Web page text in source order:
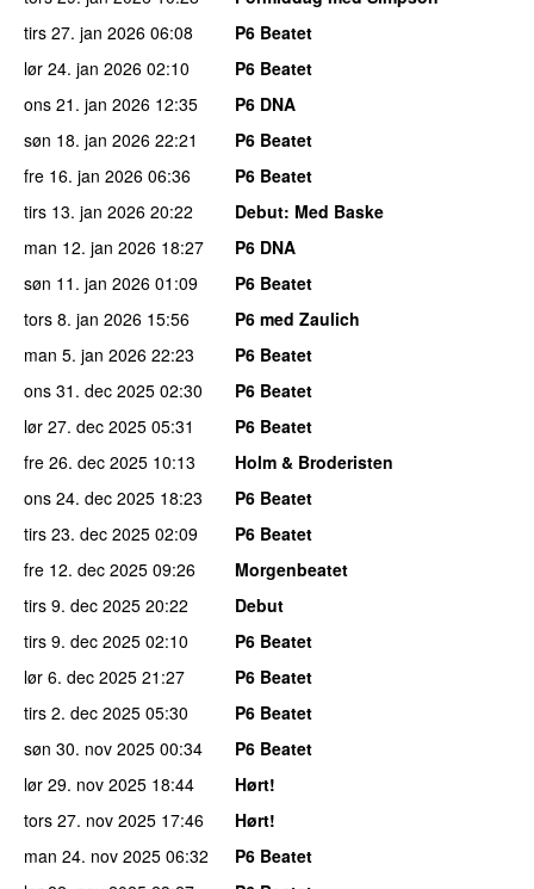
tirs 27. jan 2026 06:08
P6 Beatet
lør 24. jan 2026 02:10
P6 Beatet
ons 21. jan 2026 12:35
P6 DNA
søn 18. jan 2026 22:21
P6 Beatet
fre 16. jan 2026 06:36
P6 Beatet
tirs 13. jan 2026 20:22 Debut: Med Baske
man 12. jan 2026 18:27
P6 DNA
søn 11. jan 2026 01:09
P6 Beatet
tors 8. jan 2026 15:56
P6 med Zaulich
man 5. jan 2026 22:23
P6 Beatet
ons 31. dec 2025 02:30
P6 Beatet
lør 27. dec 2025 05:31
P6 Beatet
fre 26. dec 2025 10:13
Holm & Broderisten
ons 24. dec 2025 18:23
P6 Beatet
tirs 23. dec 2025 02:09
P6 Beatet
fre 12. dec 2025 09:26
Morgenbeatet
tirs 9. dec 2025 20:22
Debut
tirs 9. dec 2025 02:10
P6 Beatet
lør 6. dec 2025 21:27
P6 Beatet
tirs 2. dec 2025 05:30
P6 Beatet
søn 30. nov 2025 00:34
P6 Beatet
lør 29. nov 2025 18:44
Hørt!
tors 27. nov 2025 17:46
Hørt!
man 24. nov 2025 06:32
P6 Beatet